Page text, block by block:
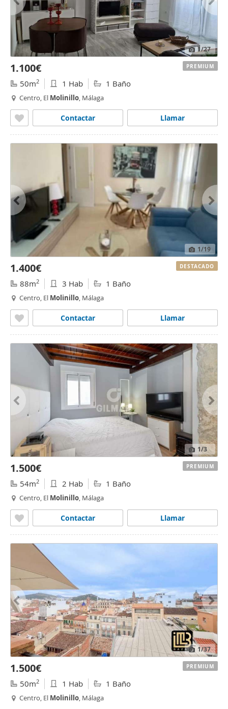
1/27
1.100€
50m2 1 Hab 1 Baño
Centro, El Molinillo, Málaga
Llamar
Contactar
PREMIUM
1/19
1.400€
88m2 3 Hab 1 Baño
Centro, El Molinillo, Málaga
Llamar
Contactar
DESTACADO
1/3
1.500€
54m2 2 Hab 1 Baño
Centro, El Molinillo, Málaga
Llamar
Contactar
PREMIUM
1/37
1.500€
50m2 1 Hab 1 Baño
Centro, El Molinillo, Málaga
PREMIUM